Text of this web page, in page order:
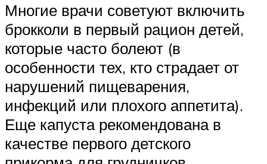
Многие врачи советуют включить
брокколи в первый рацион детей,
которые часто болеют (в
особенности тех, кто страдает от
нарушений пищеварения,
инфекций или плохого аппетита).
Еще капуста рекомендована в
качестве первого детского